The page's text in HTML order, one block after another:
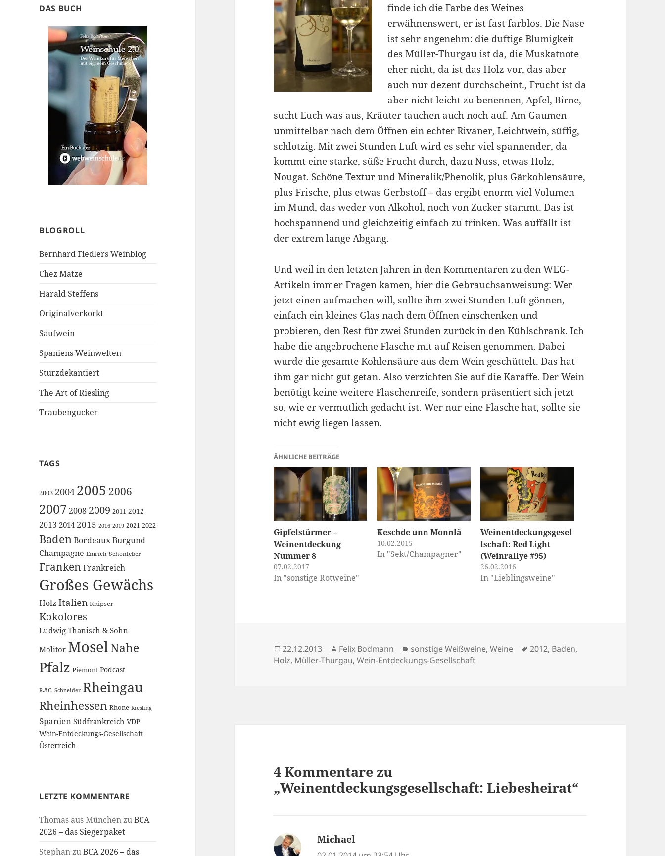
DAS BUCH
BLOGROLL
Bernhard Fiedlers Weinblog
Chez Matze
Harald Steffens
Originalverkorkt
Saufwein
Spaniens Weinwelten
Sturzdekantiert
The Art of Riesling
Traubengucker
TAGS
2003 2004 2005 2006
2007 2008 2009 2011 2012
2013 2014 2015 2016 2019 2021 2022
Baden BordeauxBurgund
Champagne Emrich-Schönleber
Franken Frankreich
Großes Gewächs
HolzItalien Knipser
Kokolores
Ludwig Thanisch & Sohn
Molitor MoselNahe
Pfalz Piemont Podcast
R.&C. Schneider Rheingau
Rheinhessen Rhone Riesling
Spanien Südfrankreich VDP
Wein-Entdeckungs-Gesellschaft
Österreich
LETZTE KOMMENTARE
Thomas aus MünchenzuBCA
2026 – das Siegerpaket
StephanzuBCA 2026 – das
finde ich die Farbe des Weines
erwähnenswert, er ist fast farblos. Die Nase
ist sehr angenehm: die duftige Blumigkeit
des Müller-Thurgau ist da, die Muskatnote
eher nicht, da ist das Holz vor, das aber
auch nur dezent durchscheint., Frucht ist da
aber nicht leicht zu benennen, Apfel, Birne,
sucht Euch was aus, Kräuter tauchen auch noch auf. Am Gaumen
unmittelbar nach dem Öffnen ein echter Rivaner, Leichtwein, süffig,
schlotzig. Mit zwei Stunden Luft wird es sehr viel spannender, da
kommt eine starke, süße Frucht durch, dazu Nuss, etwas Holz,
Nougat. Schöne Textur und Mineralik/Phenolik, plus Gärkohlensäure,
plus Frische, plus etwas Gerbstoff – das ergibt enorm viel Volumen
im Mund, das weder von Alkohol, noch von Zucker stammt. Das ist
hochspannend und gleichzeitig einfach zu trinken. Was auffällt ist
der extrem lange Abgang.
Und weil in den letzten Jahren in den Kommentaren zu den WEG-
Artikeln immer Fragen kamen, hier die Gebrauchsanweisung: Wer
jetzt einen aufmachen will, sollte ihm zwei Stunden Luft gönnen,
einfach ein kleines Glas nach dem Öffnen einschenken und
probieren, den Rest für zwei Stunden zurück in den Kühlschrank. Ich
habe die angebrochene Flasche mit auf Reisen genommen. Dabei
wurde die gesamte Kohlensäure aus dem Wein geschüttelt. Das hat
ihm gar nicht gut getan. Also verzichten Sie auf die Karaffe. Der Wein
benötigt keine weitere Flaschenreife, sondern präsentiert sich jetzt
so, wie er vermutlich gedacht ist. Wer nur eine Flasche hat, sollte sie
nicht ewig liegen lassen.
ÄHNLICHE BEITRÄGE
Gipfelstürmer –
Weinentdeckung
Nummer 8
07.02.2017
In "sonstige Rotweine"
Keschde unn Monnlä
10.02.2015
In "Sekt/Champagner"
Weinentdeckungsgesel
lschaft: Red Light
(Weinrallye #95)
26.02.2016
In "Lieblingsweine"
Veröffentlicht
am
22.12.2013 Autor
Felix Bodmann Kategorien
sonstige Weißweine,Weine Schlagwörter
2012, Baden,
Holz, Müller-Thurgau,Wein-Entdeckungs-Gesellschaft
4 Kommentare zu
„Weinentdeckungsgesellschaft: Liebesheirat“
Michael